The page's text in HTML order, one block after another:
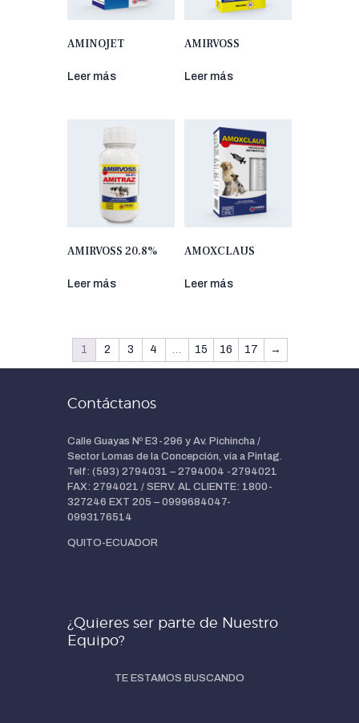
AMINOJET
Leer más
AMIRVOSS
Leer más
AMIRVOSS 20.8%
Leer más
AMOXCLAUS
Leer más
1 2 3 4 … 15 16 17 →
Contáctanos
Calle Guayas Nº E3-296 y Av. Pichincha /
Sector Lomas de la Concepción, vía a Pintag.
Telf: (593) 2794031 – 2794004 -2794021
FAX: 2794021 / SERV. AL CLIENTE: 1800-
327246 EXT 205 – 0999684047-
0993176514
QUITO-ECUADOR
¿Quieres ser parte de Nuestro
Equipo?
TE ESTAMOS BUSCANDO